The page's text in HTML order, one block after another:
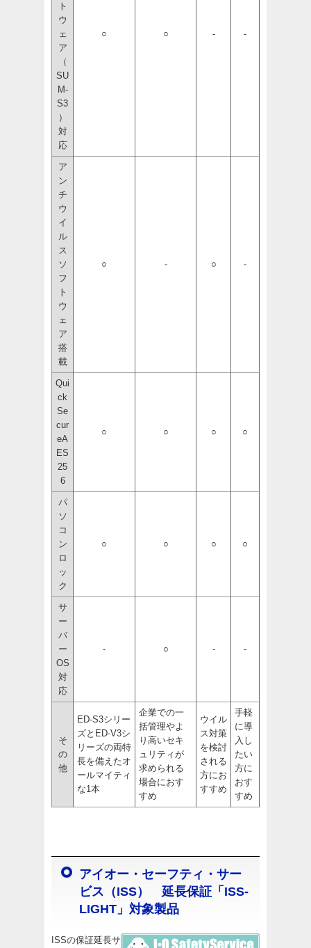
ト
ウ
ェ
ア
（
SU
M-
S3
）
対
応
○ ○ - -
ア
ン
チ
ウ
イ
ル
ス
ソ
フ
ト
ウ
ェ
ア
搭
載
○ - ○ -
Qui
ck
Se
cur
eA
ES
25
6
○ ○ ○ ○
パ
ソ
コ
ン
ロ
ッ
ク
○ ○ ○ ○
サ
ー
バ
ー
OS
対
応
- ○ - -
そ
の
他
ED-S3シリー
ズとED-V3シ
リーズの両特
長を備えたオ
ールマイティ
な1本
企業での一
括管理やよ
り高いセキ
ュリティが
求められる
場合におす
すめ
ウイル
ス対策
を検討
される
方にお
すすめ
手軽
に導
入し
たい
方に
おす
すめ
アイオー・セーフティ・サー
ビス（ISS） 延長保証「ISS-
LIGHT」対象製品
ISSの保証延長サ